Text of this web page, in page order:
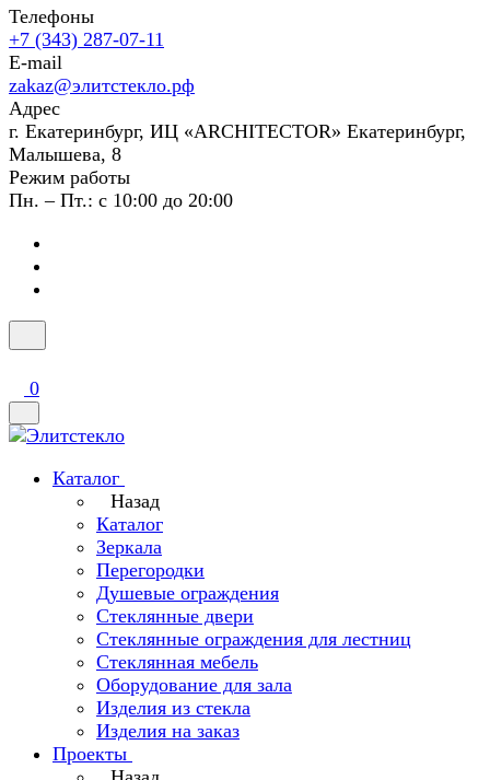
Телефоны
+7 (343) 287-07-11
E-mail
zakaz@элитстекло.рф
Адрес
г. Екатеринбург, ИЦ «ARCHITECTOR» Екатеринбург,
Малышева, 8
Режим работы
Пн. – Пт.: с 10:00 до 20:00
0
Каталог
Назад
Каталог
Зеркала
Перегородки
Душевые ограждения
Стеклянные двери
Стеклянные ограждения для лестниц
Стеклянная мебель
Оборудование для зала
Изделия из стекла
Изделия на заказ
Проекты